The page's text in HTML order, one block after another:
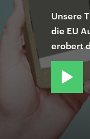
Unsere
die EU
erobert